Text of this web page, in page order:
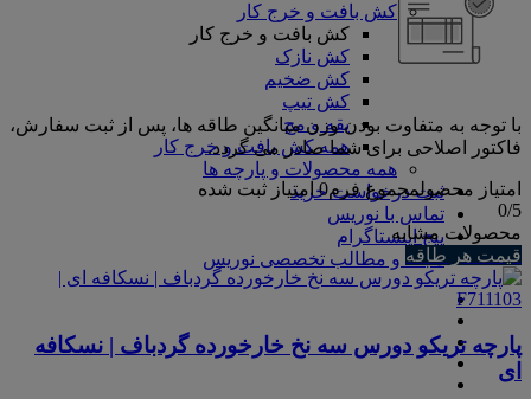
کش بافت و خرج کار
کش بافت و خرج کار
کش نازک
کش ضخیم
کش تیپ
یقه و مچ
همه کش بافت و خرج کار
همه محصولات و پارچه ها
ثبت درخواست خرید
تماس با نوریس
پیج اینستاگرام
مجله و مطالب تخصصی نوریس
با توجه به متفاوت بودن وزن میانگین طاقه ها، پس از ثبت سفارش،
فاکتور اصلاحی برای شما صادر می گردد.
امتیاز محصولمجموع فرم0امتیاز ثبت شده
0/5
محصولات مشابه
قیمت هر طاقه
پارچه تریکو دورس سه نخ خارخورده گردباف | نسکافه
ای